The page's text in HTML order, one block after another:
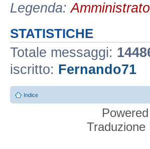
Legenda:
STATISTICHE
Totale messaggi:
iscritto: Fernando71
Indice
Traduzione